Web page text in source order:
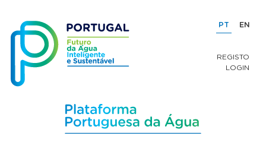
PT EN
REGISTO
LOGIN